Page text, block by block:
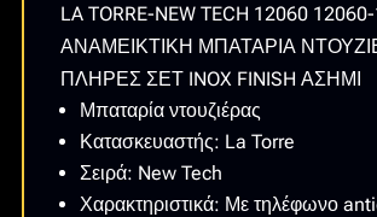
INOX
FINISH
ΑΣΗΜΙ
ποσότητα
LA TORRE-NEW TECH 12060
ΑΝΑΜΕΙΚΤΙΚΗ ΜΠΑΤΑΡΙΑ
ΠΛΗΡΕΣ ΣΕΤ INOX FINISH ΑΣΗΜΙ
Μπαταρία ντουζιέρας
Κατασκευαστής: La Torre
Σειρά: New Tech
Χαρακτηριστικά: Με τηλέφωνο